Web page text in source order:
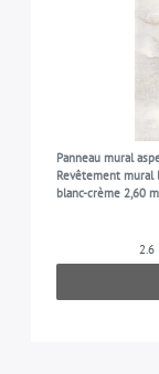
Panneau mural
Revêtement
blanc-crème 2,60
2.6